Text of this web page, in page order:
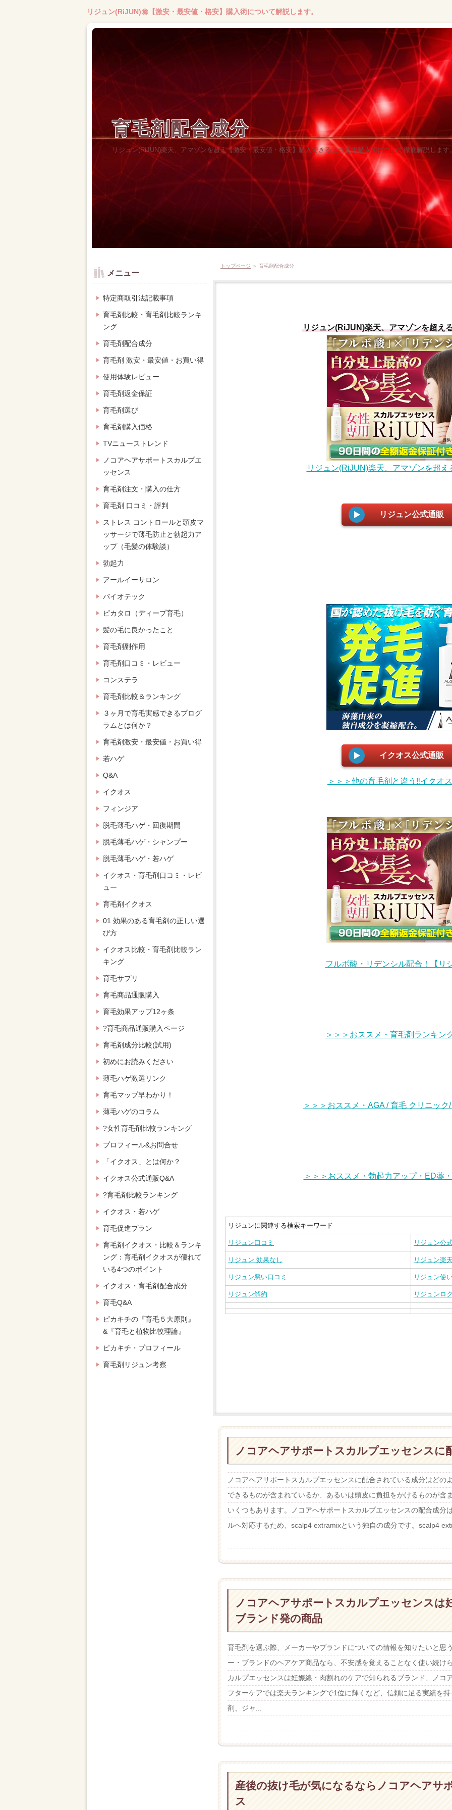
リジュン(RiJUN)㊙【激安・最安値・格安】購入術について解説します。
育毛剤配合成分
リジュン(RiJUN)楽天、アマゾンを超え【激安・最安値・格安】購入できる公式通販購入術について徹底解説します
トップページ ＞ 育毛剤配合成分
リジュン(RiJUN)楽天、アマゾンを超え
リジュン(RiJUN)楽天、アマゾンを超え
リジュン公式通販
イクオス公式通販
＞＞＞他の育毛剤と違う‼イクオ
フルボ酸・リデンシル配合！【リ
＞＞＞おススメ・育毛剤ランキン
＞＞＞おススメ・AGA / 育毛 クリニック
＞＞＞おススメ・勃起力アップ・ED薬
リジュンに関連する検索キーワード
リジュン口コミ リジュン公
リジュン 効果なし リジュン楽
リジュン悪い口コミ リジュン使
リジュン解約 リジュンロ
ノコアヘアサポートスカルプエッセンスに
ノコアヘアサポートスカルプエッセンスに配合されている成分はどの
できるものが含まれているか、あるいは頭皮に負担をかけるものが含
いくつもあります。ノコアへサポートスカルプエッセンスの配合成分
ルへ対応するため、scalp4 extramixという独自の成分です。scalp4
ノコアヘアサポートスカルプエッセンスは
ブランド発の商品
育毛剤を選ぶ際、メーカーやブランドについての情報を知りたいと思
ー・ブランドのヘアケア商品なら、不安感を覚えることなく使い続け
カルプエッセンスは妊娠線・肉割れのケアで知られるブランド、ノコ
フターケアでは楽天ランキングで1位に輝くなど、信頼に足る実績を
剤、ジャ...
産後の抜け毛が気になるならノコアヘアサ
ス
メニュー
特定商取引法記載事項
育毛剤比較・育毛剤比較ランキ
ング
育毛剤配合成分
育毛剤 激安・最安値・お買い得
使用体験レビュー
育毛剤返金保証
育毛剤選び
育毛剤購入価格
TVニューストレンド
ノコアヘアサポートスカルプエ
ッセンス
育毛剤注文・購入の仕方
育毛剤 口コミ・評判
ストレス コントロールと頭皮マ
ッサージで薄毛防止と勃起力ア
ップ（毛髪の体験談）
勃起力
アールイーサロン
バイオテック
ピカタロ（ディープ育毛）
髪の毛に良かったこと
育毛剤副作用
育毛剤口コミ・レビュー
コンステラ
育毛剤比較＆ランキング
３ヶ月で育毛実感できるプログ
ラムとは何か？
育毛剤激安・最安値・お買い得
若ハゲ
Q&A
イクオス
フィンジア
脱毛薄毛ハゲ・回復期間
脱毛薄毛ハゲ・シャンプー
脱毛薄毛ハゲ・若ハゲ
イクオス・育毛剤口コミ・レビ
ュー
育毛剤イクオス
01 効果のある育毛剤の正しい選
び方
イクオス比較・育毛剤比較ラン
キング
育毛サプリ
育毛商品通販購入
育毛効果アップ12ヶ条
?育毛商品通販購入ページ
育毛剤成分比較(試用)
初めにお読みください
薄毛ハゲ激選リンク
育毛マップ早わかり！
薄毛ハゲのコラム
?女性育毛剤比較ランキング
プロフィール&お問合せ
「イクオス」とは何か？
イクオス公式通販Q&A
?育毛剤比較ランキング
イクオス・若ハゲ
育毛促進プラン
育毛剤イクオス・比較＆ランキ
ング：育毛剤イクオスが優れて
いる4つのポイント
イクオス・育毛剤配合成分
育毛Q&A
ピカキチの『育毛５大原則』
&『育毛と植物比較理論』
ピカキチ・プロフィール
育毛剤リジュン考察